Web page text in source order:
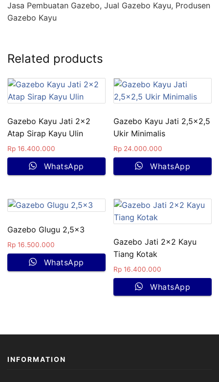
Jasa Pembuatan Gazebo, Jual Gazebo Kayu, Produsen
Gazebo Kayu
Related products
Gazebo Kayu Jati 2×2
Atap Sirap Kayu Ulin
Rp 16.400.000
WhatsApp
Gazebo Kayu Jati 2,5×2,5
Ukir Minimalis
Rp 24.000.000
WhatsApp
Gazebo Glugu 2,5×3
Rp 16.500.000
WhatsApp
Gazebo Jati 2×2 Kayu
Tiang Kotak
Rp 16.400.000
WhatsApp
INFORMATION